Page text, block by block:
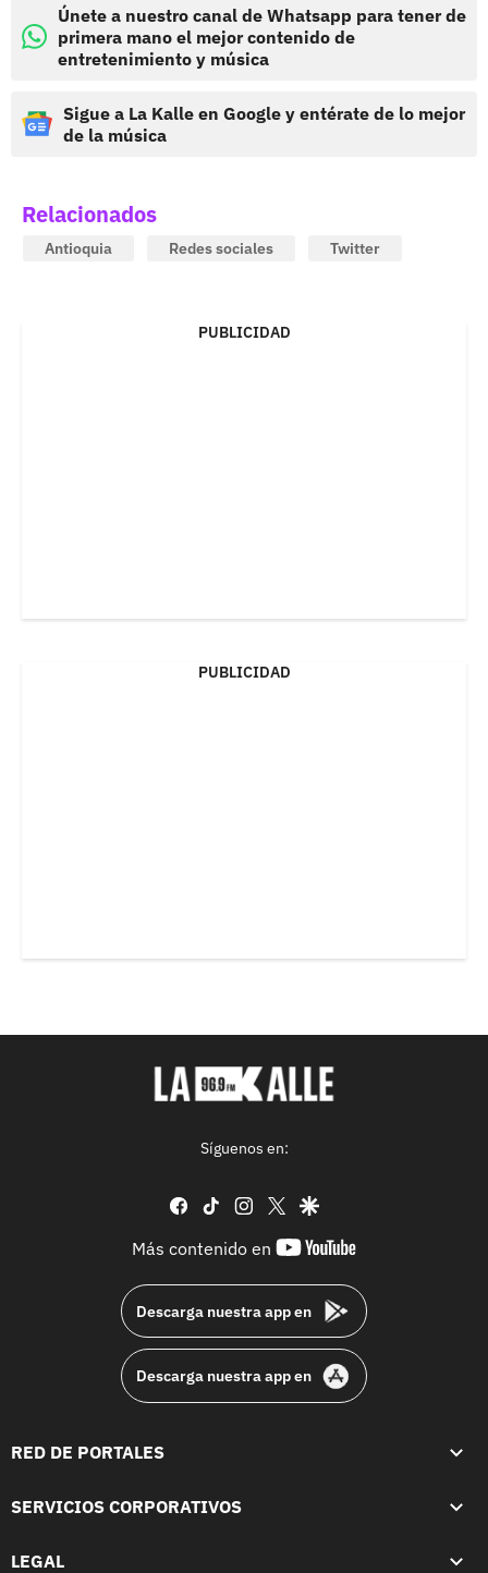
Únete a nuestro canal de Whatsapp para tener de
primera mano el mejor contenido de
entretenimiento y música
Sigue a La Kalle en Google y entérate de lo mejor
de la música
Relacionados
Antioquia Redes sociales Twitter
PUBLICIDAD
PUBLICIDAD
Síguenos en:
facebook
tiktok instagram
twittergoogle
Más contenido en
youtube-
Descarga nuestra app en
Descarga nuestra app en
RED DE PORTALES
SERVICIOS CORPORATIVOS
LEGAL